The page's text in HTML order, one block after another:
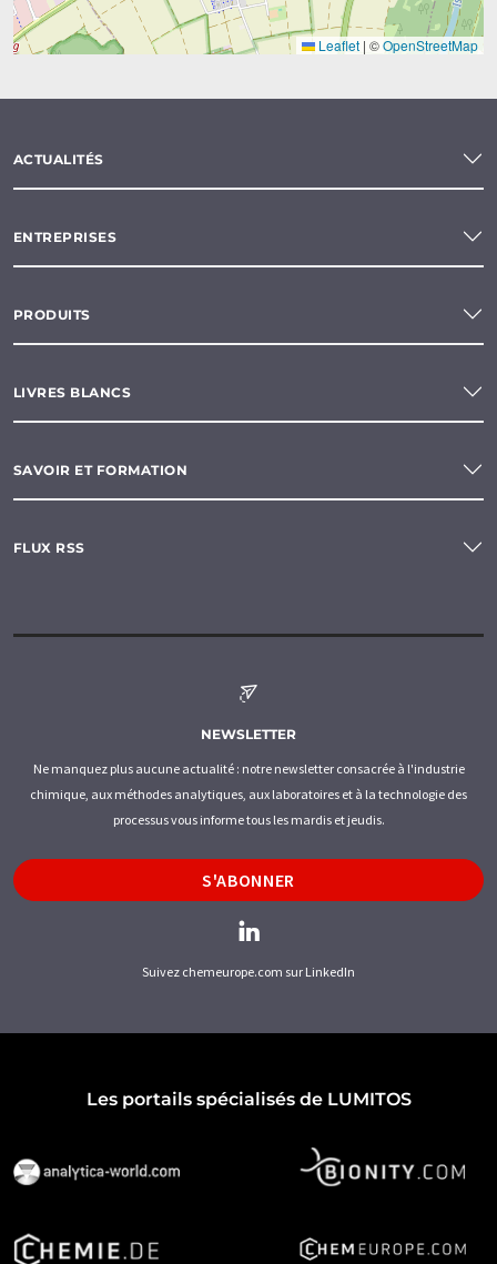
Leaflet | ©OpenStreetMap
ACTUALITÉS
ENTREPRISES
PRODUITS
LIVRES BLANCS
SAVOIR ET FORMATION
FLUX RSS
NEWSLETTER
Ne manquez plus aucune actualité : notre newsletter consacrée à l'industrie
chimique, aux méthodes analytiques, aux laboratoires et à la technologie des
processus vous informe tous les mardis et jeudis.
S'ABONNER
Suivez chemeurope.com sur LinkedIn
Les portails spécialisés de LUMITOS